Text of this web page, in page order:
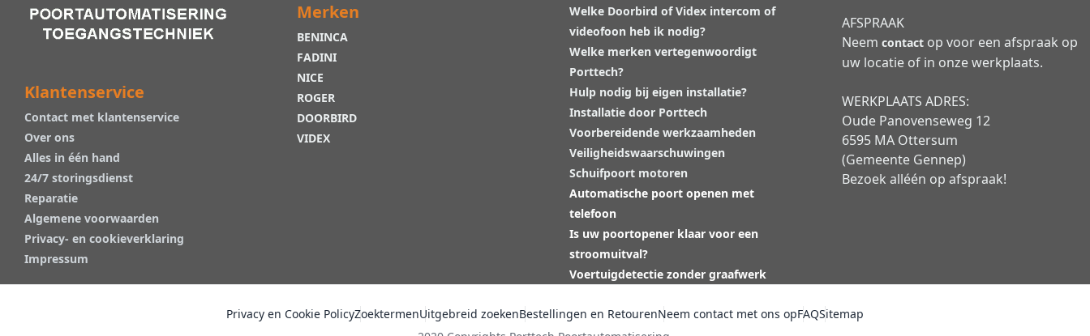
Klantenservice
Contact met klantenservice
Over ons
Alles in één hand
24/7 storingsdienst
Reparatie
Algemene voorwaarden
Privacy- en cookieverklaring
Impressum
Merken
BENINCA
FADINI
NICE
ROGER
DOORBIRD
VIDEX
Welke Doorbird of Videx intercom of
videofoon heb ik nodig?
Welke merken vertegenwoordigt
Porttech?
Hulp nodig bij eigen installatie?
Installatie door Porttech
Voorbereidende werkzaamheden
Veiligheidswaarschuwingen
Schuifpoort motoren
Automatische poort openen met
telefoon
Is uw poortopener klaar voor een
stroomuitval?
Voertuigdetectie zonder graafwerk
AFSPRAAK
Neem contact op voor een afspraak op
uw locatie of in onze werkplaats.
WERKPLAATS ADRES:
Oude Panovenseweg 12
6595 MA Ottersum
(Gemeente Gennep)
Bezoek alléén op afspraak!
Privacy en Cookie PolicyZoektermenUitgebreid zoekenBestellingen en RetourenNeem contact met ons opFAQSitemap